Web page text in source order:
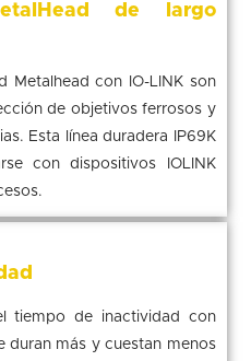
de largo
Metalhead con IO-LINK son
de objetivos ferrosos y
Esta línea duradera IP69K
con dispositivos IOLINK
tiempo de inactividad con
duran más y cuestan menos